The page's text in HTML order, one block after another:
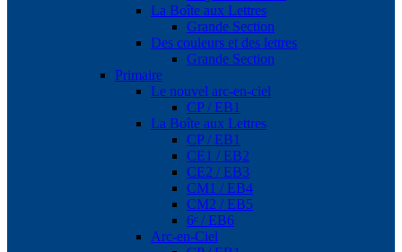
La Boîte aux Lettres
Grande Section
Des couleurs et des lettres
Grande Section
Primaire
Le nouvel arc-en-ciel
CP / EB1
La Boîte aux Lettres
CP / EB1
CE1 / EB2
CE2 / EB3
CM1 / EB4
CM2 / EB5
6ᵉ / EB6
Arc-en-Ciel